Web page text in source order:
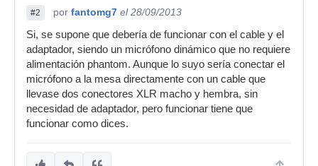
#2 por fantomg7 el 28/09/2013
Si, se supone que debería de funcionar con el cable y el
adaptador, siendo un micrófono dinámico que no requiere
alimentación phantom. Aunque lo suyo sería conectar el
micrófono a la mesa directamente con un cable que
llevase dos conectores XLR macho y hembra, sin
necesidad de adaptador, pero funcionar tiene que
funcionar como dices.